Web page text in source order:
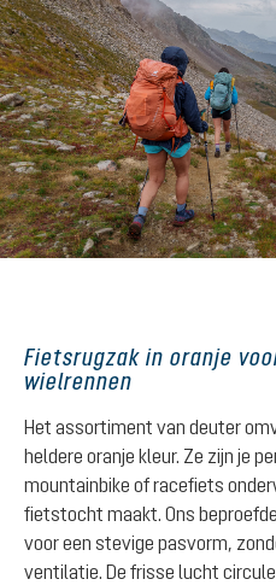
Fietsrugzak in oranje
wielrennen
Het assortiment van deuter
heldere oranje kleur. Ze zijn je
mountainbike of racefiets
fietstocht maakt. Ons
voor een stevige pasvorm,
ventilatie. De frisse lucht